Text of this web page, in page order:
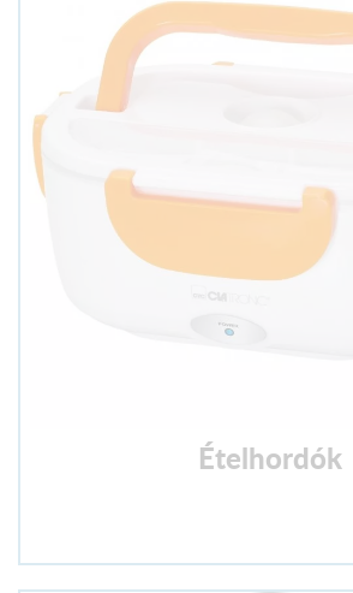
Ételhordók